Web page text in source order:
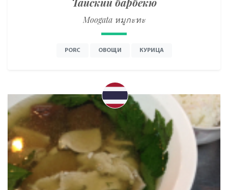
Moogata หมูกะทะ
PORC ОВОЩИ КУРИЦА